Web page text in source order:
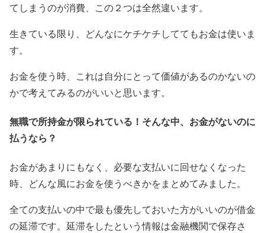
てしまうのが消費、この２つは全然違います。
生きている限り、どんなにケチケチしててもお金は使いま
す。
お金を使う時、これは自分にとって価値があるのかないの
かで考えてみるのがいいと思います。
無職で所持金が限られている！そんな中、お金がないのに
払うなら？
お金があまりにもなく、必要な支払いに回せなくなった
時、どんな風にお金を使うべきかをまとめてみました。
全ての支払いの中で最も優先しておいた方がいいのが借金
の延滞です。延滞をしたという情報は金融機関で保存さ